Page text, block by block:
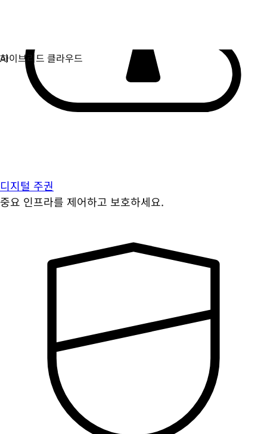
디지털 주권
중요 인프라를 제어하고 보호하세요.